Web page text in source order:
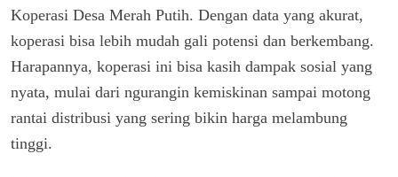
Koperasi Desa Merah Putih. Dengan data yang akurat,
koperasi bisa lebih mudah gali potensi dan berkembang.
Harapannya, koperasi ini bisa kasih dampak sosial yang
nyata, mulai dari ngurangin kemiskinan sampai motong
rantai distribusi yang sering bikin harga melambung
tinggi.